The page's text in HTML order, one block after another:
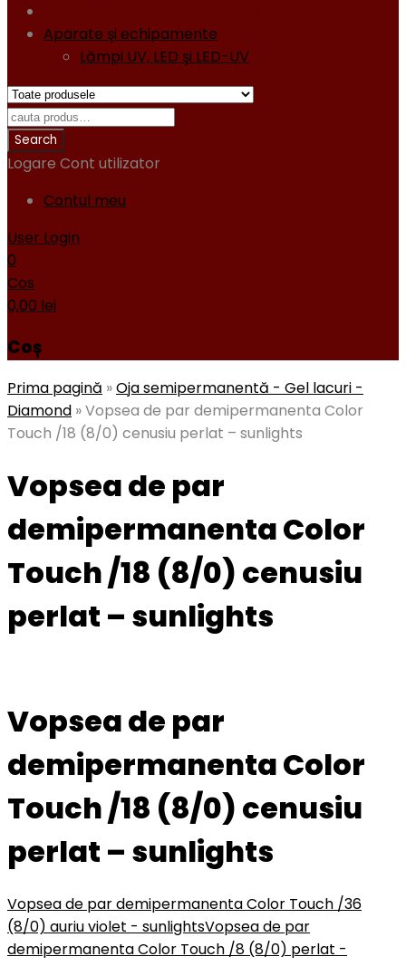
Aparate şi echipamente
Lămpi UV, LED şi LED-UV
Logare Cont utilizator
Contul meu
User Login
0
Cos
0,00 lei
Coș
Prima pagină »Oja semipermanentă - Gel lacuri -
Diamond »Vopsea de par demipermanenta Color
Touch /18 (8/0) cenusiu perlat – sunlights
Vopsea de par
demipermanenta Color
Touch /18 (8/0) cenusiu
perlat – sunlights
Vopsea de par
demipermanenta Color
Touch /18 (8/0) cenusiu
perlat – sunlights
Vopsea de par demipermanenta Color Touch /36
(8/0) auriu violet - sunlightsVopsea de par
demipermanenta Color Touch /8 (8/0) perlat -